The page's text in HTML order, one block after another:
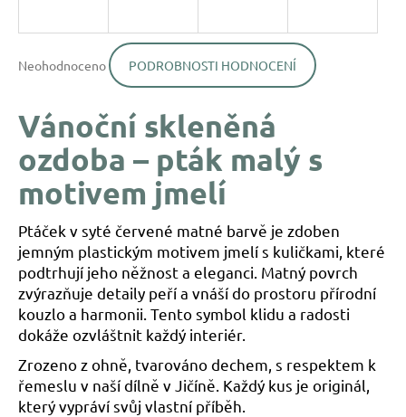
hodnocení
0,0
5
hvězdiček.
Neohodnoceno PODROBNOSTI HODNOCENÍ
Vánoční skleněná
ozdoba – pták malý s
motivem jmelí
Ptáček v syté červené matné barvě je zdoben
jemným plastickým motivem jmelí s kuličkami, které
podtrhují jeho něžnost a eleganci. Matný povrch
zvýrazňuje detaily peří a vnáší do prostoru přírodní
kouzlo a harmonii. Tento symbol klidu a radosti
dokáže ozvláštnit každý interiér.
Zrozeno z ohně, tvarováno dechem, s respektem k
řemeslu v naší dílně v Jičíně. Každý kus je originál,
který vypráví svůj vlastní příběh.
í
?
HLEDAT
D
o
p
o
r
u
č